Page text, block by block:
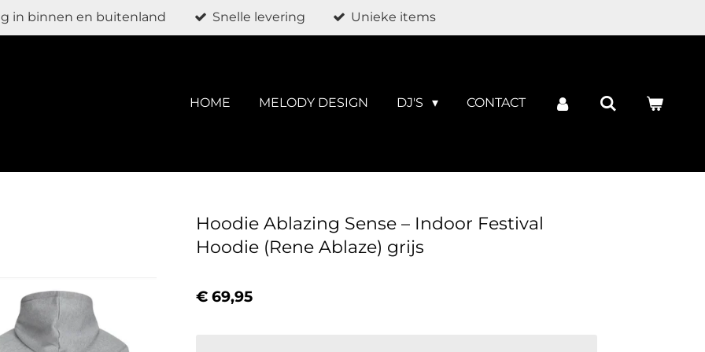
in binnen en buitenland Snelle levering Unieke items
HOME MELODY DESIGN DJ'S CONTACT
Hoodie Ablazing Sense – Indoor Festival
Hoodie (Rene Ablaze) grijs
€ 69,95